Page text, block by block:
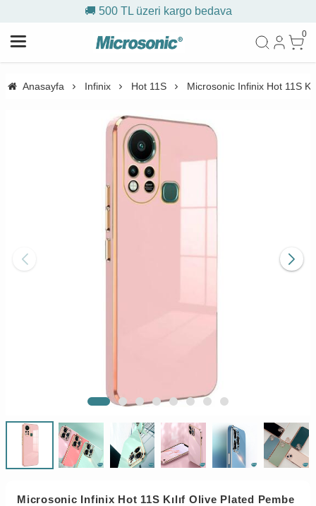
🚚 500 TL üzeri kargo bedava
0
Anasayfa Infinix Hot 11S Microsonic Infinix Hot 11S
Microsonic Infinix Hot 11S Kılıf Olive Plated Pembe